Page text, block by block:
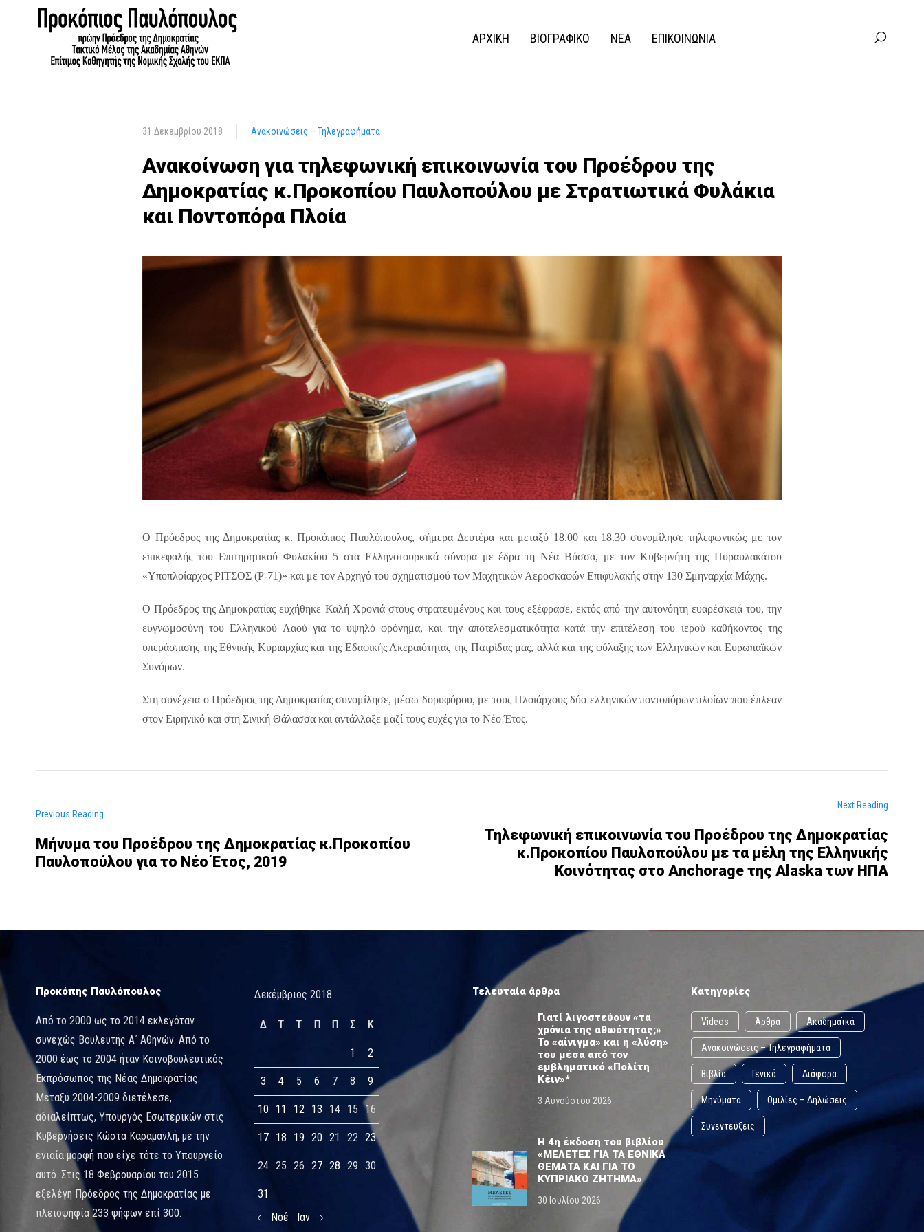
ΑΡΧΙΚΗ ΒΙΟΓΡΑΦΙΚΟ ΝΕΑ ΕΠΙΚΟΙΝΩΝΙΑ
31 Δεκεμβρίου 2018 Ανακοινώσεις – Τηλεγραφήματα
Ανακοίνωση για τηλεφωνική επικοινωνία του Προέδρου της
Δημοκρατίας κ.Προκοπίου Παυλοπούλου με Στρατιωτικά Φυλάκια
και Ποντοπόρα Πλοία
Ο Πρόεδρος της Δημοκρατίας κ. Προκόπιος Παυλόπουλος, σήμερα Δευτέρα και μεταξύ 18.00 και 18.30 συνομίλησε τηλεφωνικώς με τον
επικεφαλής του Επιτηρητικού Φυλακίου 5 στα Ελληνοτουρκικά σύνορα με έδρα τη Νέα Βύσσα, με τον Κυβερνήτη της Πυραυλακάτου
«Υποπλοίαρχος ΡΙΤΣΟΣ (P-71)» και με τον Αρχηγό του σχηματισμού των Μαχητικών Αεροσκαφών Επιφυλακής στην 130 Σμηναρχία Μάχης.
Ο Πρόεδρος της Δημοκρατίας ευχήθηκε Καλή Χρονιά στους στρατευμένους και τους εξέφρασε, εκτός από την αυτονόητη ευαρέσκειά του, την
ευγνωμοσύνη του Ελληνικού Λαού για το υψηλό φρόνημα, και την αποτελεσματικότητα κατά την επιτέλεση του ιερού καθήκοντος της
υπεράσπισης της Εθνικής Κυριαρχίας και της Εδαφικής Ακεραιότητας της Πατρίδας μας, αλλά και της φύλαξης των Ελληνικών και Ευρωπαϊκών
Συνόρων.
Στη συνέχεια ο Πρόεδρος της Δημοκρατίας συνομίλησε, μέσω δορυφόρου, με τους Πλοιάρχους δύο ελληνικών ποντοπόρων πλοίων που έπλεαν
στον Ειρηνικό και στη Σινική Θάλασσα και αντάλλαξε μαζί τους ευχές για το Νέο Έτος.
Previous Reading
Μήνυμα του Προέδρου της Δημοκρατίας κ.Προκοπίου
Παυλοπούλου για το Νέο Έτος, 2019
Next Reading
Τηλεφωνική επικοινωνία του Προέδρου της Δημοκρατίας
κ.Προκοπίου Παυλοπούλου με τα μέλη της Ελληνικής
Κοινότητας στο Anchorage της Alaska των ΗΠΑ
Προκόπης Παυλόπουλος
Από το 2000 ως το 2014 εκλεγόταν
συνεχώς Βουλευτής Α΄ Αθηνών. Από το
2000 έως το 2004 ήταν Κοινοβουλευτικός
Εκπρόσωπος της Νέας Δημοκρατίας.
Μεταξύ 2004-2009 διετέλεσε,
αδιαλείπτως, Υπουργός Εσωτερικών στις
Κυβερνήσεις Κώστα Καραμανλή, με την
ενιαία μορφή που είχε τότε το Υπουργείο
αυτό. Στις 18 Φεβρουαρίου του 2015
εξελέγη Πρόεδρος της Δημοκρατίας με
πλειοψηφία 233 ψήφων επί 300.
Δεκέμβριος 2018
Δ Τ Τ Π Π Σ Κ
1 2
3 4 5 6 7 8 9
10 11 12 13 14 15 16
17 18 19 20 21 22 23
24 25 26 27 28 29 30
31
Νοέ
Ιαν
Τελευταία άρθρα
Γιατί λιγοστεύουν «τα
χρόνια της αθωότητας;»
Το «αίνιγμα» και η «λύση»
του μέσα από τον
εμβληματικό «Πολίτη
Κέιν»*
3 Αυγούστου 2026
Η 4η έκδοση του βιβλίου
«ΜΕΛΕΤΕΣ ΓΙΑ ΤΑ ΕΘΝΙΚΑ
ΘΕΜΑΤΑ ΚΑΙ ΓΙΑ ΤΟ
ΚΥΠΡΙΑΚΟ ΖΗΤΗΜΑ»
30 Ιουλίου 2026
Κατηγορίες
Videos Άρθρα Ακαδημαϊκά
Ανακοινώσεις – Τηλεγραφήματα
Βιβλία Γενικά Διάφορα
Μηνύματα Ομιλίες – Δηλώσεις
Συνεντεύξεις